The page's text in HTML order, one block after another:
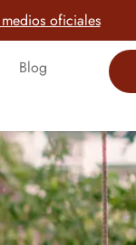
oficiales
Blog